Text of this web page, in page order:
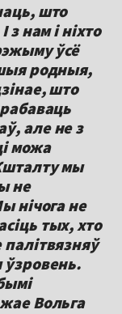
што
нам і ніхто
ўсё
родныя,
што
але не з
можа
мы
не
нічога не
тых, хто
ўзровень.
Вольга